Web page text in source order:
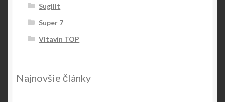
Sugilit
Super 7
Vltavín TOP
Najnovšie články